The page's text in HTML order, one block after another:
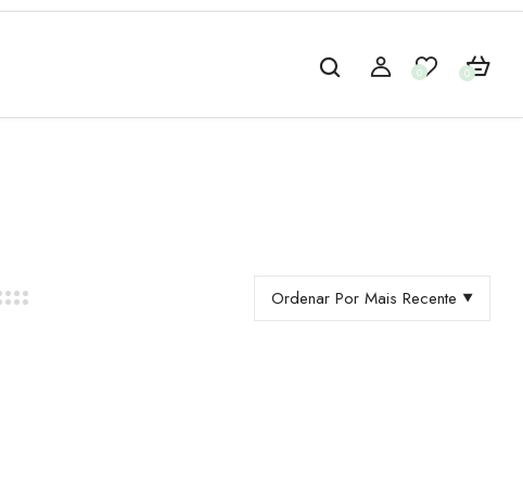
0 0
Ordenar Por Mais Recente